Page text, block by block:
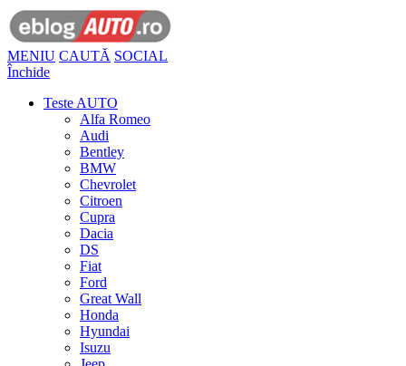
MENIU CAUTĂ SOCIAL
Închide
Teste AUTO
Alfa Romeo
Audi
Bentley
BMW
Chevrolet
Citroen
Cupra
Dacia
DS
Fiat
Ford
Great Wall
Honda
Hyundai
Isuzu